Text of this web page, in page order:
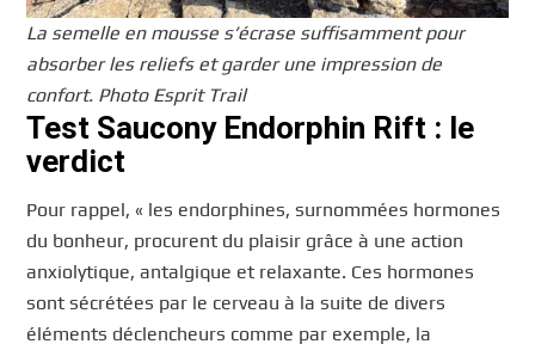
La semelle en mousse s’écrase suffisamment pour
absorber les reliefs et garder une impression de
confort. Photo Esprit Trail
Test Saucony Endorphin Rift : le
verdict
Pour rappel, « les endorphines, surnommées hormones
du bonheur, procurent du plaisir grâce à une action
anxiolytique, antalgique et relaxante. Ces hormones
sont sécrétées par le cerveau à la suite de divers
éléments déclencheurs comme par exemple, la